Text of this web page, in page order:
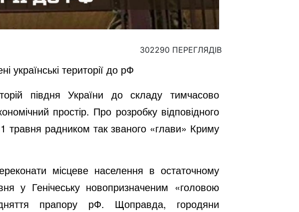
302290 ПЕРЕГЛЯДІВ
українські території до рФ
півдня України до складу тимчасово
простір. Про розробку відповідного
радником так званого «глави» Криму
місцеве населення в остаточному
у Генічеську новопризначеним «головою
прапору рФ. Щоправда, городяни